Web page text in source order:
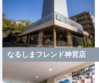
なるしまフレンド神宮店